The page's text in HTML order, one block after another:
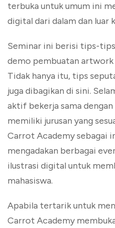
terbuka untuk umum ini
digital dari dalam dan luar
Seminar ini berisi tips-
demo pembuatan artwork
Tidak hanya itu, tips
juga dibagikan di sini.
aktif bekerja sama
memiliki jurusan yang
Carrot Academy sebagai
mengadakan berbagai
ilustrasi digital untuk
mahasiswa.
Apabila tertarik untuk
Carrot Academy